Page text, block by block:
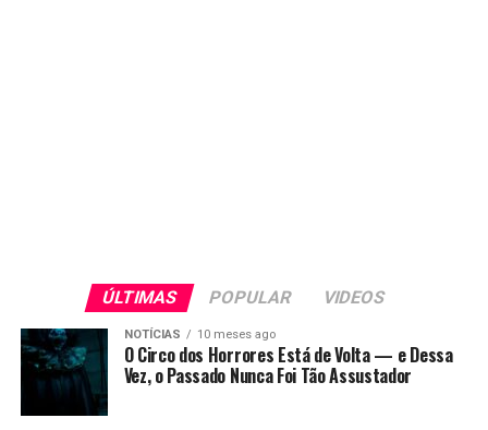
ÚLTIMAS POPULAR VIDEOS
NOTÍCIAS 10 meses ago
O Circo dos Horrores Está de Volta — e Dessa
Vez, o Passado Nunca Foi Tão Assustador